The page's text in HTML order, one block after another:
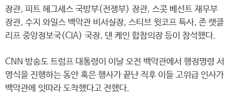
장관, 피트 헤그세스 국방부(전쟁부) 장관, 스콧 베선트 재무부
장관, 수지 와일스 백악관 비서실장, 스티브 윗코프 특사, 존 랫클
리프 중앙정보국(CIA) 국장, 댄 케인 합참의장 등이 참석했다.
CNN 방송도 트럼프 대통령이 이날 오전 백악관에서 행정명령 서
명식을 진행하는 동안 혹은 행사가 끝난 직후 이들 고위급 인사가
백악관에 잇따라 도착했다고 전했다.